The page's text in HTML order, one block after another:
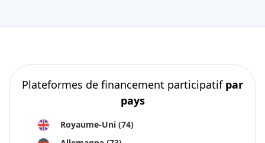
l'assurance-récolte, partenaires, etc.)
Quel conseil donneriez-vous aux personnes qui
souhaitent investir dans l'agriculture ?
Artūrs, merci beaucoup pour cette interview, je pense
que cela aidera beaucoup de gens à comprendre
comment investir dans l'agriculture et obtenir de bons
Plateformes de financement participatif par
pays
Royaume-Uni (74)